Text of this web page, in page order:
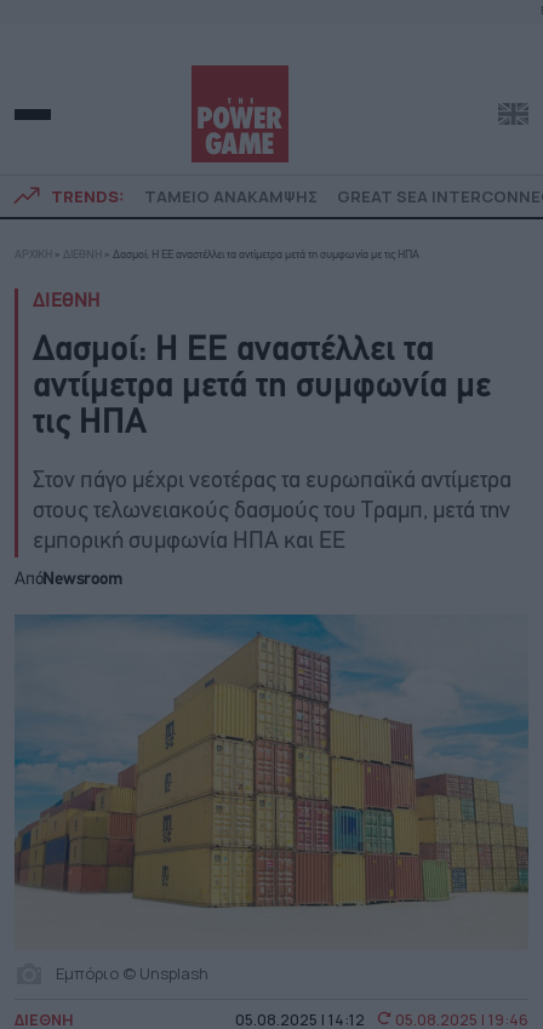
TRENDS: ΤΑΜΕΙΟ ΑΝΑΚΑΜΨΗΣ GREAT SEA
ΑΡΧΙΚΗ » ΔΙΕΘΝΗ » Δασμοί: Η ΕΕ αναστέλλει τα αντίμετρα μετά τη συμφωνία με τις ΗΠΑ
ΔΙΕΘΝΗ
Δασμοί: Η ΕΕ αναστέλλει τα
αντίμετρα μετά τη συμφωνία με
τις ΗΠΑ
Στον πάγο μέχρι νεοτέρας τα ευρωπαϊκά αντίμετρα
στους τελωνειακούς δασμούς του Τραμπ, μετά την
εμπορική συμφωνία ΗΠΑ και ΕΕ
ΑπόNewsroom
Εμπόριο © Unsplash
ΔΙΕΘΝΗ 05.08.2025 | 14:12 05.08.2025 | 19:46